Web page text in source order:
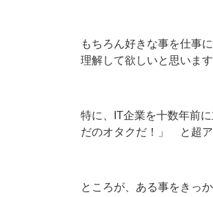
もちろん好きな事を仕事
理解して欲しいと思います
特に、IT企業を十数年前
だのオタクだ！」 と超ア
ところが、ある事をきっ